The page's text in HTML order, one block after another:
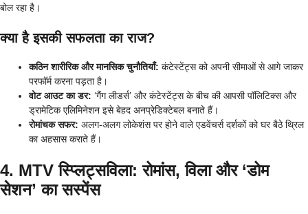
बोल रहा है।
क्या है इसकी सफलता का राज?
कठिन शारीरिक और मानसिक चुनौतियाँ: कंटेस्टेंट्स को अपनी सीमाओं से आगे जाकर
परफॉर्म करना पड़ता है।
वोट आउट का डर: ‘गैंग लीडर्स’ और कंटेस्टेंट्स के बीच की आपसी पॉलिटिक्स और
ड्रामेटिक एलिमिनेशन इसे बेहद अनप्रेडिक्टेबल बनाते हैं।
रोमांचक सफर: अलग-अलग लोकेशंस पर होने वाले एडवेंचर्स दर्शकों को घर बैठे थ्रिल
का अहसास कराते हैं।
4. MTV स्प्लिट्सविला: रोमांस, विला और ‘डोम
सेशन’ का सस्पेंस